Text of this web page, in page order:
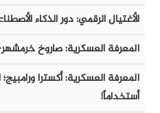
الأغتيال الرقمي: دور الذكاء
المعرفة العسكرية: صاروخ خرمشهر-٤
المعرفة العسكرية: أكسترا ورامبيج؛
أستخداماً!